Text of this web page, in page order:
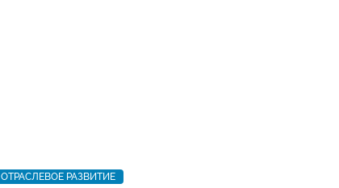
ОТРАСЛЕВОЕ РАЗВИТИЕ